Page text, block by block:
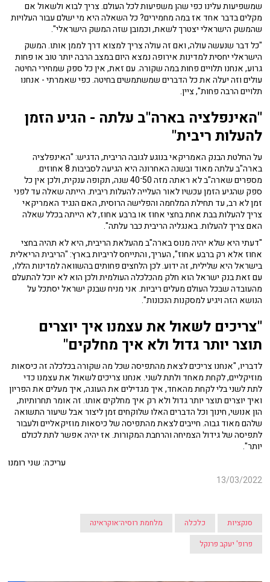
שמשפיעות עלינו כפי שהן משפיעות לכל העולם. צריך לבוא ולשאול אם
מקלים בדבר אחד אז במה מחמירים? כל השאלה היא מי ישלם עבור העלויות
שהמשק הישראלי יצטרך לשאת, וכמובן שזה המשק הישראלי".
"כל דבר שנעשה עולה, ואם זה עולה צריך למצוא דרך לממן אותו. המשק
הישראלי יחסית למדינות אירופה נמצא היום במצב הרבה יותר טוב או פחות
גרוע, אנחנו תלויים פחות במה שקורה. עם זאת, אין כל ספק שמחירי החיטה
עולים וזה יעלה את כל הדברים שמשתמשים בחיטה. כפי שאמרתי - אנחנו
תלויים הרבה פחות", ציין.
"האינפלציה בארה"ב עלתה - הגיע הזמן
להעלות ריבית"
על החלטת הבנק האמריקאי בנוגע לגובה הריבית, הדגיש: "האינפלציה
בארה"ב עלתה מאוד ובשנה האחרונה היא הגיעה לסביבות 8 אחוזים.
מספרים שארה"ב לא ראתה מזה 50־40 שנה, תקופה ענקית, ולכן אין כל
ספק שהגיע הזמן עכשיו לאור העלייה להעלות ריבית. הייתה שאלה עד לפני
זמן לא רב, עד תחילת המלחמה והפלישה הרוסית, האם הנגיד האמריקאי
צריך להעלות בבת אחת בחצי אחוז או ברבע אחוז, לא הייתה בכלל שאלה
האם צריך להעלות. באנגליה הריבית כבר עלתה".
"דעתי היא שלא יהיה מנוס בארה"ב מהעלאת הריבית, היא לא תהיה בחצי
אחוז אלא רק ברבע אחוז", העריך, והתייחס לריביות בארץ: "הריבית הריאלית
בישראל היא שלילית, זה ידוע. לכן הלחצים פחותים בהשוואה למדינות הללו,
עם זאת בנק ישראל הוא חלק מהכלכלה העולמית ולכן הוא לא יוכל להתעלם
מהעובדה שבכל העולם מעלים ריביות. אני מניח שבנק ישראל יסתכל על
הנושא הזה ויגיע למסקנות הנכונות".
"צריכים לשאול את עצמנו איך יוצרים
תוצר יותר גדול ולא איך מחלקים"
לדבריו, "אנחנו צריכים לצאת מהתפיסה שכל מה שקורה בכלכלה זה כיסאות
מוזיקליים, לקחת מאחד ולתת לשני. אנחנו צריכים לשאול את עצמנו כדי
לתת לשני בלי לקחת מהאחד, איך מגדילים את העוגה, איך מעלים את הפריון
ואיך יוצרים תוצר יותר גדול ולא רק איך מחלקים אותו. זה אומר תחרותיות,
הון אנושי, חינוך וכל הדברים האלו שלוקחים זמן ליצור אבל שיעור התשואה
שלהם מאוד גבוה. חייבים לצאת מהתפיסה של כיסאות מוזיקאליים ולעבור
לתפיסה של גידול הצמיחה והרחבת המקורות. אז יהיה אפשר לתת לכולם
יותר".
עריכה: שני רומנו
13/03/2022
סנקציות כלכלה
מלחמת רוסיה־אוקראינה
פרופ' יעקב פרנקל